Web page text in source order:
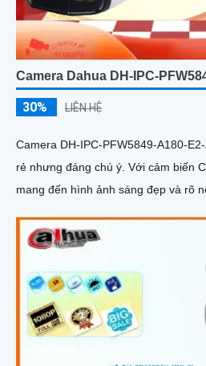
Camera Dahua DH-IPC-
30% LIÊN HỆ
Camera DH-IPC-PFW5849-A180-
rẻ nhưng đáng chú ý. Với cảm biến CMOS tiên tiến, camera này
mang đến hình ảnh sáng đẹp và rõ